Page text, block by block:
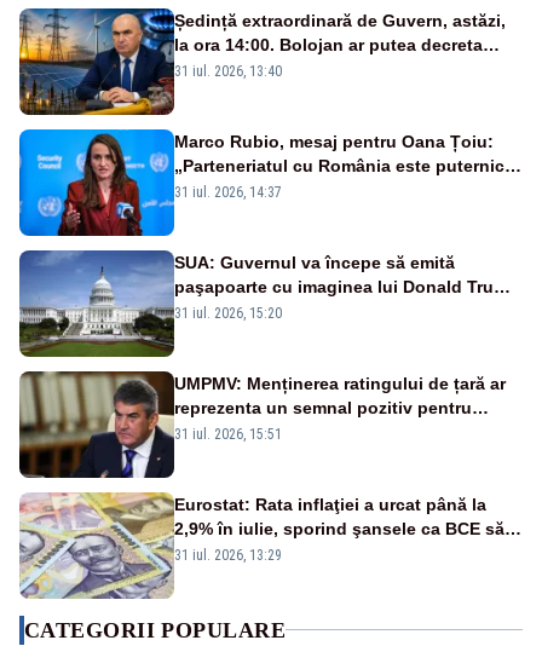
Ședință extraordinară de Guvern, astăzi,
la ora 14:00. Bolojan ar putea decreta
stare de urgență energetică
31 iul. 2026, 13:40
Marco Rubio, mesaj pentru Oana Țoiu:
„Parteneriatul cu România este puternic
și prețuit”
31 iul. 2026, 14:37
SUA: Guvernul va începe să emită
paşapoarte cu imaginea lui Donald Trump
începând cu 8 august
31 iul. 2026, 15:20
UMPMV: Menținerea ratingului de țară ar
reprezenta un semnal pozitiv pentru
România. Autoritățile trebuie să continue
31 iul. 2026, 15:51
Eurostat: Rata inflaţiei a urcat până la
2,9% în iulie, sporind şansele ca BCE să
majoreze dobânda
31 iul. 2026, 13:29
CATEGORII POPULARE